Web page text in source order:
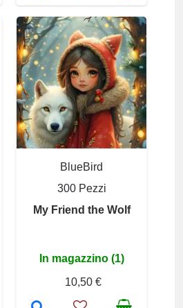
BlueBird
300 Pezzi
My Friend the Wolf
In magazzino (1)
10,50 €